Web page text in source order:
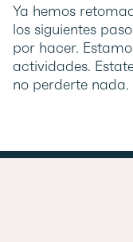
Ya hemos
los siguientes
por hacer.
actividades.
no perderte nada.